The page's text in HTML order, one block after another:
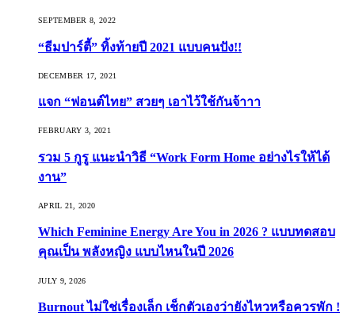
SEPTEMBER 8, 2022
“ธีมปาร์ตี้” ทิ้งท้ายปี 2021 แบบคนปัง!!
DECEMBER 17, 2021
แจก “ฟอนต์ไทย” สวยๆ เอาไว้ใช้กันจ้าาา
FEBRUARY 3, 2021
รวม 5 กูรู แนะนำวิธี “Work Form Home อย่างไรให้ได้
งาน”
APRIL 21, 2020
Which Feminine Energy Are You in 2026 ? แบบทดสอบ
คุณเป็น พลังหญิง แบบไหนในปี 2026
JULY 9, 2026
Burnout ไม่ใช่เรื่องเล็ก เช็กตัวเองว่ายังไหวหรือควรพัก !